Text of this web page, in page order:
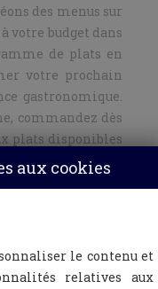
aux cookies
le contenu et
relatives aux
des menus sur
votre budget dans
de plats en
votre prochain
gastronomique.
commandez dès
plats disponibles
à nous contacter
transformer vos